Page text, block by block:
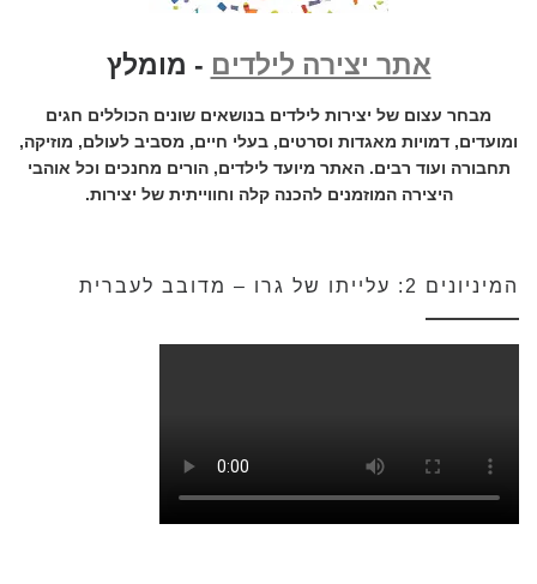
אתר יצירה לילדים - מומלץ
מבחר עצום של יצירות לילדים בנושאים שונים הכוללים חגים
ומועדים, דמויות מאגדות וסרטים, בעלי חיים, מסביב לעולם, מוזיקה,
תחבורה ועוד רבים. האתר מיועד לילדים, הורים מחנכים וכל אוהבי
היצירה המוזמנים להכנה קלה וחווייתית של יצירות.
המיניונים 2: עלייתו של גרו – מדובב לעברית